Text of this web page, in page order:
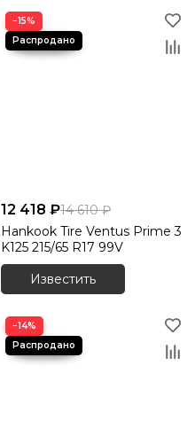
−15%
12 418 ₽14 610 ₽
Hankook Tire Ventus Prime 3
K125 215/65 R17 99V
Известить
−14%